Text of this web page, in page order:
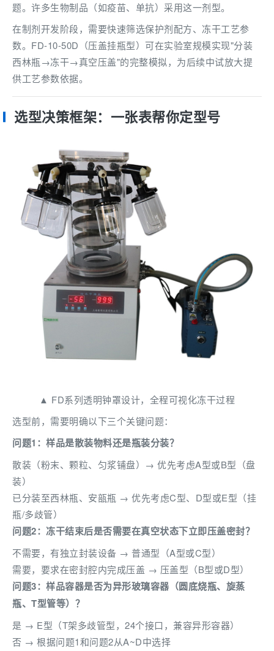
题。许多生物制品（如疫苗、单抗）采用这一剂型。
在制剂开发阶段，需要快速筛选保护剂配方、冻干工艺参
数。FD-10-50D（压盖挂瓶型）可在实验室规模实现"分装
西林瓶→冻干→真空压盖"的完整模拟，为后续中试放大提
供工艺参数依据。
选型决策框架：一张表帮你定型号
▲ FD系列透明钟罩设计，全程可视化冻干过程
选型前，需要明确以下三个关键问题：
问题1：样品是散装物料还是瓶装分装？
散装（粉末、颗粒、匀浆铺盘）→ 优先考虑A型或B型（盘
装）
已分装至西林瓶、安瓿瓶 → 优先考虑C型、D型或E型（挂
瓶/多歧管）
问题2：冻干结束后是否需要在真空状态下立即压盖密封？
不需要，有独立封装设备 → 普通型（A型或C型）
需要，要求在密封腔内完成压盖 → 压盖型（B型或D型）
问题3：样品容器是否为异形玻璃容器（圆底烧瓶、旋蒸
瓶、T型管等）？
是 → E型（T架多歧管型，24个接口，兼容异形容器）
否 → 根据问题1和问题2从A~D中选择